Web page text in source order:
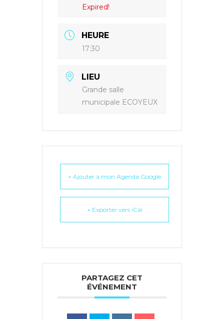
Expired!
HEURE
17:30
LIEU
Grande salle
municipale ECOYEUX
+ Ajouter à mon Agenda Google
+ Exporter vers iCal
PARTAGEZ CET
ÉVÉNEMENT